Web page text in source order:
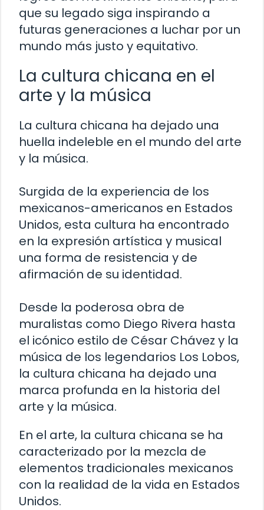
que su legado siga inspirando a
futuras generaciones a luchar por un
mundo más justo y equitativo.
La cultura chicana en el
arte y la música
La cultura chicana ha dejado una
huella indeleble en el mundo del arte
y la música.
Surgida de la experiencia de los
mexicanos-americanos en Estados
Unidos, esta cultura ha encontrado
en la expresión artística y musical
una forma de resistencia y de
afirmación de su identidad.
Desde la poderosa obra de
muralistas como Diego Rivera hasta
el icónico estilo de César Chávez y la
música de los legendarios Los Lobos,
la cultura chicana ha dejado una
marca profunda en la historia del
arte y la música.
En el arte, la cultura chicana se ha
caracterizado por la mezcla de
elementos tradicionales mexicanos
con la realidad de la vida en Estados
Unidos.